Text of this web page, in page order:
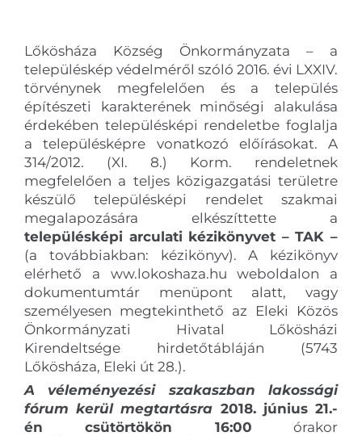
Lőkösháza Község Önkormányzata – a
településkép védelméről szóló 2016. évi LXXIV.
törvénynek megfelelően és a település
építészeti karakterének minőségi alakulása
érdekében településképi rendeletbe foglalja
a településképre vonatkozó előírásokat. A
314/2012. (XI. 8.) Korm. rendeletnek
megfelelően a teljes közigazgatási területre
készülő településképi rendelet szakmai
megalapozására elkészíttette a
településképi arculati kézikönyvet –TAK –
(a továbbiakban: kézikönyv). A kézikönyv
elérhető a ww.lokoshaza.hu weboldalon a
dokumentumtár menüpont alatt, vagy
személyesen megtekinthető az Eleki Közös
Önkormányzati Hivatal Lőkösházi
Kirendeltsége hirdetőtábláján (5743
Lőkösháza, Eleki út 28.).
A véleményezésiszakaszban lakossági
fórum kerül megtartásra 2018. június 21.-
én csütörtökön 16:00 órakor